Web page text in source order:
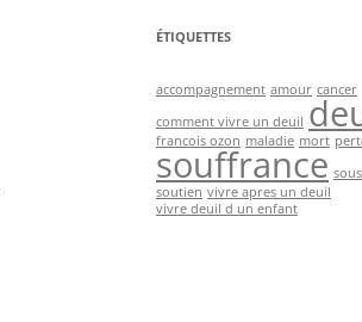
ÉTIQUETTES
accompagnement amour cancer
comment vivre un deuil
francois ozon maladie mort
souffrance
soutien vivre apres un deuil
vivre deuil d un enfant